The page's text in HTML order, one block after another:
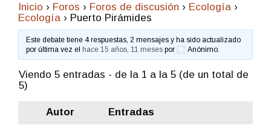
Inicio › Foros › Foros de discusión › Ecologí­a ›
Ecologí­a › Puerto Pirámides
Este debate tiene 4 respuestas, 2 mensajes y ha sido actualizado
por última vez elhace 15 años, 11 meses por Anónimo
Viendo 5 entradas - de la 1 a la 5 (de un total de
5)
Autor
Entradas